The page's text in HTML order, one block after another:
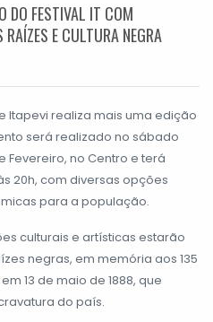
DO FESTIVAL IT COM
E CULTURA NEGRA
Itapevi realiza mais uma edição
será realizado no sábado
Fevereiro, no Centro e terá
20h, com diversas opções
para a população.
culturais e artísticas estarão
negras, em memória aos 135
13 de maio de 1888, que
do país.